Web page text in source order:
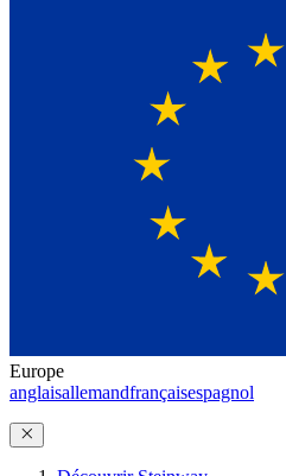
Europe
anglaisallemandfrançaisespagnol